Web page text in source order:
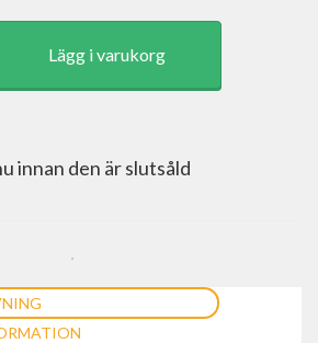
Lägg i varukorg
innan den är slutsåld